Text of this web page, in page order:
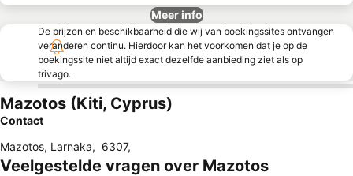
Meer info
De prijzen en beschikbaarheid die wij van boekingssites ontvangen
veranderen continu. Hierdoor kan het voorkomen dat je op de
boekingssite niet altijd exact dezelfde aanbieding ziet als op
trivago.
Mazotos (Kiti, Cyprus)
Contact
Mazotos, Larnaka, 6307,
Veelgestelde vragen over Mazotos